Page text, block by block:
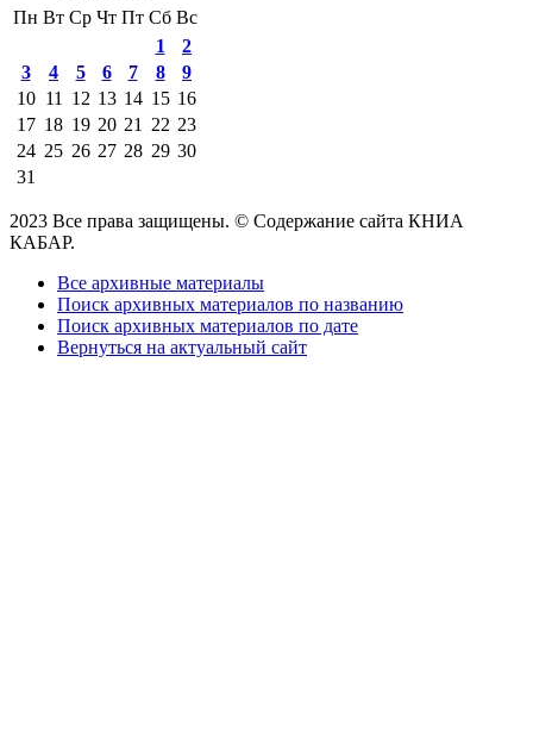
Пн Вт Ср Чт Пт Сб Вс
1
2
3
4 5 6 7 8
9
10 11 12 13 14 15 16
17 18 19 20 21 22 23
24 25 26 27 28 29 30
31
2023 Все права защищены. © Содержание сайта КНИА
КАБАР.
Все архивные материалы
Поиск архивных материалов по названию
Поиск архивных материалов по дате
Вернуться на актуальный сайт